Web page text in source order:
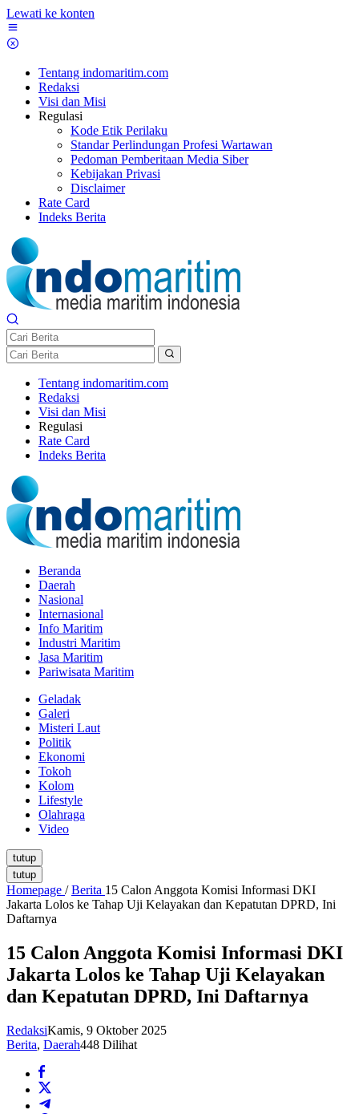
Lewati ke konten
Tentang indomaritim.com
Redaksi
Visi dan Misi
Regulasi
Kode Etik Perilaku
Standar Perlindungan Profesi Wartawan
Pedoman Pemberitaan Media Siber
Kebijakan Privasi
Disclaimer
Rate Card
Indeks Berita
Tentang indomaritim.com
Redaksi
Visi dan Misi
Regulasi
Rate Card
Indeks Berita
Beranda
Daerah
Nasional
Internasional
Info Maritim
Industri Maritim
Jasa Maritim
Pariwisata Maritim
Geladak
Galeri
Misteri Laut
Politik
Ekonomi
Tokoh
Kolom
Lifestyle
Olahraga
Video
tutup
tutup
Homepage / Berita 15 Calon Anggota Komisi Informasi DKI
Jakarta Lolos ke Tahap Uji Kelayakan dan Kepatutan DPRD, Ini
Daftarnya
15 Calon Anggota Komisi Informasi DKI
Jakarta Lolos ke Tahap Uji Kelayakan
dan Kepatutan DPRD, Ini Daftarnya
RedaksiKamis, 9 Oktober 2025
Berita, Daerah448 Dilihat